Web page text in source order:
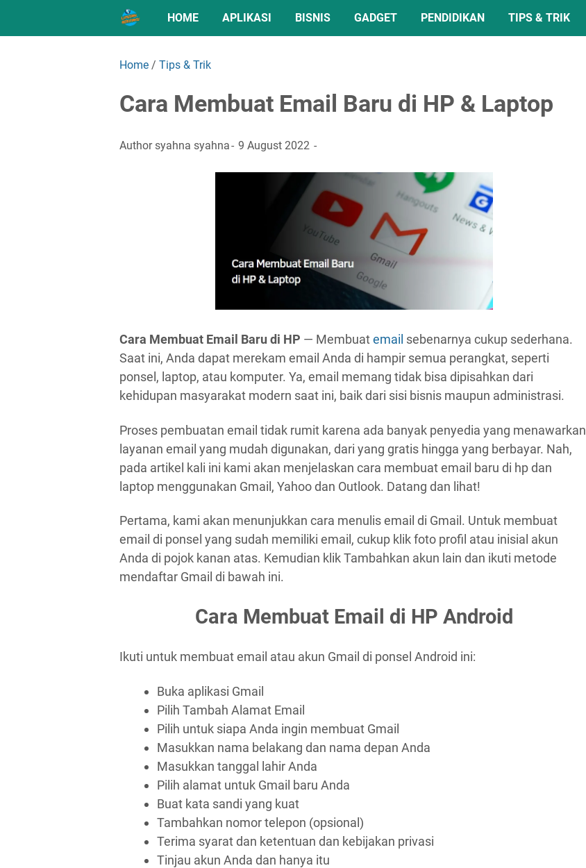
HOME APLIKASI BISNIS GADGET PENDIDIKAN TIPS & TRIK
Home / Tips & Trik
Cara Membuat Email Baru di HP & Laptop
Authorsyahna syahna 9 August 2022
Cara Membuat Email Baru di HP — Membuatemail sebenarnya cukup sederhana.
Saat ini, Anda dapat merekam email Anda di hampir semua perangkat, seperti
ponsel, laptop, atau komputer. Ya, email memang tidak bisa dipisahkan dari
kehidupan masyarakat modern saat ini, baik dari sisi bisnis maupun administrasi.
Proses pembuatan email tidak rumit karena ada banyak penyedia yang menawarkan
layanan email yang mudah digunakan, dari yang gratis hingga yang berbayar. Nah,
pada artikel kali ini kami akan menjelaskan cara membuat email baru di hp dan
laptop menggunakan Gmail, Yahoo dan Outlook. Datang dan lihat!
Pertama, kami akan menunjukkan cara menulis email di Gmail. Untuk membuat
email di ponsel yang sudah memiliki email, cukup klik foto profil atau inisial akun
Anda di pojok kanan atas. Kemudian klik Tambahkan akun lain dan ikuti metode
mendaftar Gmail di bawah ini.
Cara Membuat Email di HP Android
Ikuti untuk membuat email atau akun Gmail di ponsel Android ini:
Buka aplikasi Gmail
Pilih Tambah Alamat Email
Pilih untuk siapa Anda ingin membuat Gmail
Masukkan nama belakang dan nama depan Anda
Masukkan tanggal lahir Anda
Pilih alamat untuk Gmail baru Anda
Buat kata sandi yang kuat
Tambahkan nomor telepon (opsional)
Terima syarat dan ketentuan dan kebijakan privasi
Tinjau akun Anda dan hanya itu